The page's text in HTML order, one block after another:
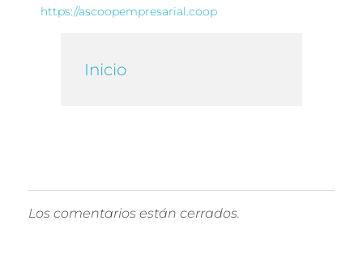
https://ascoopempresarial.coop
Inicio
Los comentarios están cerrados.